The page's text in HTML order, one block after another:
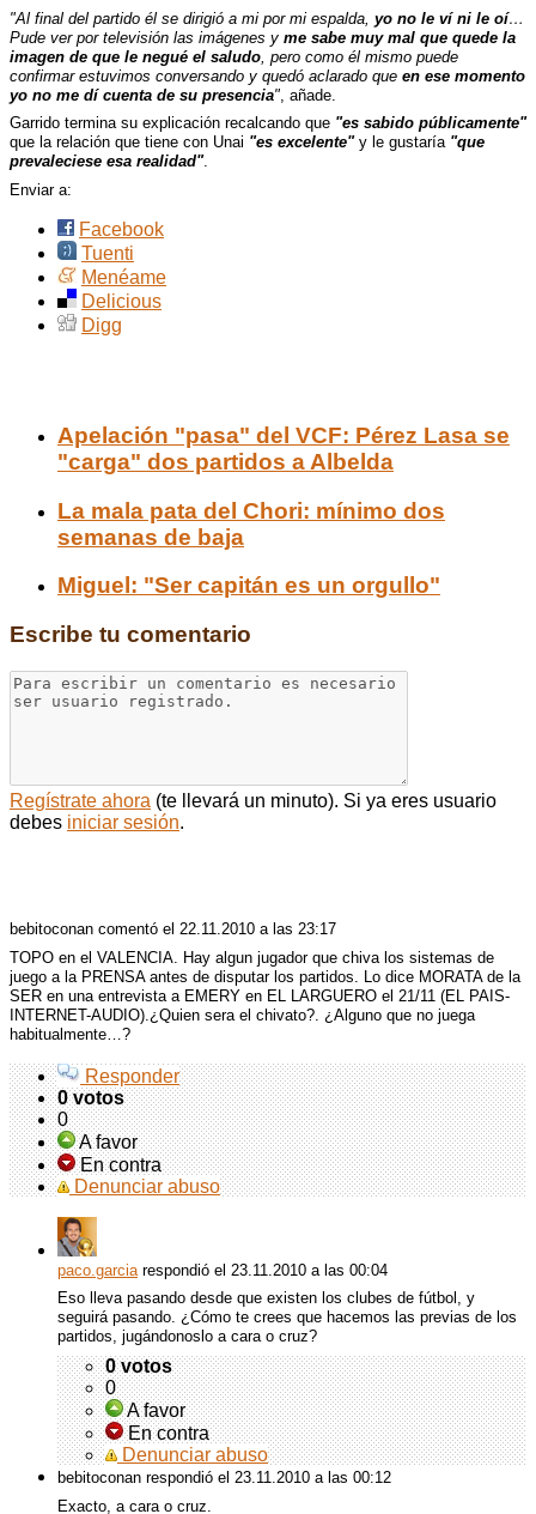
"Al final del partido él se dirigió a mi por mi espalda, yo no le ví ni le oí…
Pude ver por televisión las imágenes y me sabe muy mal que quede la
imagen de que le negué el saludo , pero como él mismo puede
confirmar estuvimos conversando y quedó aclarado que en ese momento
yo no me dí cuenta de su presencia" , añade.
Garrido termina su explicación recalcando que "es sabido públicamente"
que la relación que tiene con Unai "es excelente"y le gustaría "que
prevaleciese esa realidad".
Enviar a:
Facebook
Tuenti
Menéame
Delicious
Digg
Apelación "pasa" del VCF: Pérez Lasa se
"carga" dos partidos a Albelda
La mala pata del Chori: mínimo dos
semanas de baja
Miguel: "Ser capitán es un orgullo"
Escribe tu comentario
Regístrate ahora (te llevará un minuto). Si ya eres usuario
debes iniciar sesión.
bebitoconan comentó el 22.11.2010 a las 23:17
TOPO en el VALENCIA . Hay algun jugador que chiva los sistemas de
juego a la PRENSAantes de disputar los partidos. Lo dice MORATAde la
SER en una entrevista a EMERY en EL LARGUERO el 21/11 (EL PAIS-
INTERNET-AUDIO).¿Quien sera el chivato?. ¿Alguno que no juega
habitualmente…?
Responder
0 votos
0
A favor
En contra
Denunciar abuso
paco.garcia respondió el 23.11.2010 a las 00:04
Eso lleva pasando desde que existen los clubes de fútbol, y
seguirá pasando. ¿Cómo te crees que hacemos las previas de los
partidos, jugándonoslo a cara o cruz?
0 votos
0
A favor
En contra
Denunciar abuso
bebitoconan respondió el 23.11.2010 a las 00:12
Exacto, a cara o cruz.